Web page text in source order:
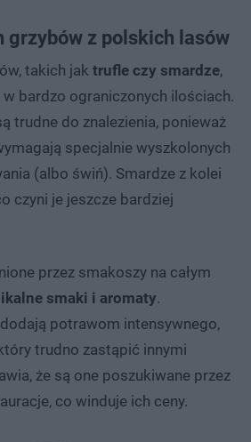
grzybów z polskich lasów
takich jak trufle czy smardze,
bardzo ograniczonych ilościach.
trudne do znalezienia, ponieważ
specjalnie wyszkolonych
(albo świń). Smardze z kolei
czyni je jeszcze bardziej
przez smakoszy na całym
smaki i aromaty.
potrawom intensywnego,
trudno zastąpić innymi
że są one poszukiwane przez
co winduje ich ceny.